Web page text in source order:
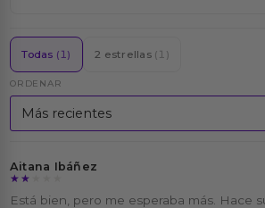
Todas (1) 2 estrellas (1)
ORDENAR
Aitana Ibáñez
★★★★★
★★★★★
Está bien, pero me esperaba más. Hace